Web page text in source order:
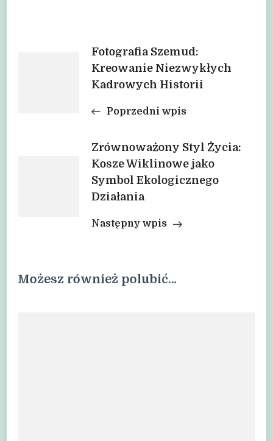
Nawigacja
wpisu
Fotografia Szemud:
Kreowanie Niezwykłych
Kadrowych Historii
Poprzedni wpis
Zrównoważony Styl Życia:
Kosze Wiklinowe jako
Symbol Ekologicznego
Działania
Następny wpis
Możesz również polubić…